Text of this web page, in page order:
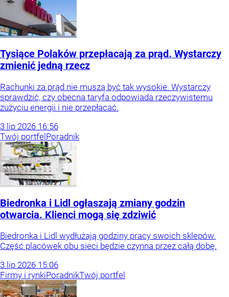
Tysiące Polaków przepłacają za prąd. Wystarczy
zmienić jedną rzecz
Rachunki za prąd nie muszą być tak wysokie. Wystarczy
sprawdzić, czy obecna taryfa odpowiada rzeczywistemu
zużyciu energii i nie przepłacać.
3 lip 2026 16:56
Twój portfelPoradnik
Biedronka i Lidl ogłaszają zmiany godzin
otwarcia. Klienci mogą się zdziwić
Biedronka i Lidl wydłużają godziny pracy swoich sklepów.
Część placówek obu sieci będzie czynna przez całą dobę.
3 lip 2026 15:06
Firmy i rynkiPoradnikTwój portfel